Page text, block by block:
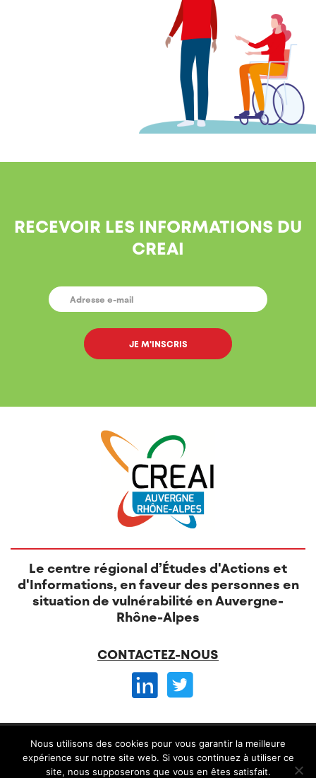
RECEVOIR LES INFORMATIONS DU
CREAI
E-
MAIL *
Le centre régional d’Études d'Actions et
d'Informations, en faveur des personnes en
situation de vulnérabilité en Auvergne-
Rhône-Alpes
CONTACTEZ-NOUS
© CREAI 2026 -
Mentions légales
CGV et règlement intérieur
Nous utilisons des cookies pour vous garantir la meilleure
expérience sur notre site web. Si vous continuez à utiliser ce
site, nous supposerons que vous en êtes satisfait.